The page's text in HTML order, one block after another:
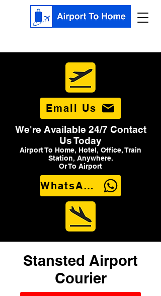
Email Us
We're Available 24/7 Contact
Us Today
Airport To Home, Hotel, Office, Train
Station, Anywhere.
Or To Airport
WhatsApp Us
Stansted Airport
Courier